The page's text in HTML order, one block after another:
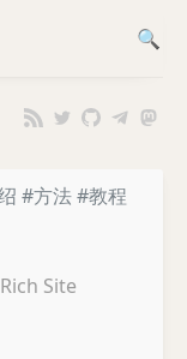
#方法#教程
Site